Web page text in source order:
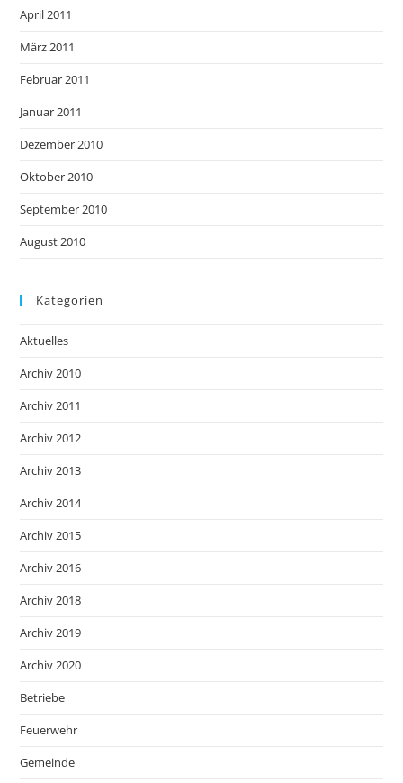
April 2011
März 2011
Februar 2011
Januar 2011
Dezember 2010
Oktober 2010
September 2010
August 2010
Kategorien
Aktuelles
Archiv 2010
Archiv 2011
Archiv 2012
Archiv 2013
Archiv 2014
Archiv 2015
Archiv 2016
Archiv 2018
Archiv 2019
Archiv 2020
Betriebe
Feuerwehr
Gemeinde